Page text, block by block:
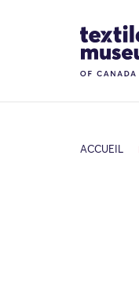
Site Logo
ACCUEIL